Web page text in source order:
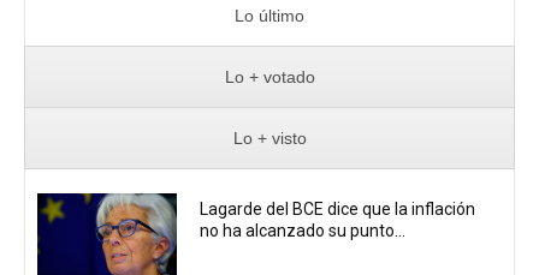
Lo último
Lo + votado
Lo + visto
Lagarde del BCE dice que la inflación
no ha alcanzado su punto...